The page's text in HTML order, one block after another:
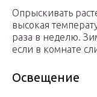
Опрыскивать
высокая
раза в неделю.
если в комнате
Освещение